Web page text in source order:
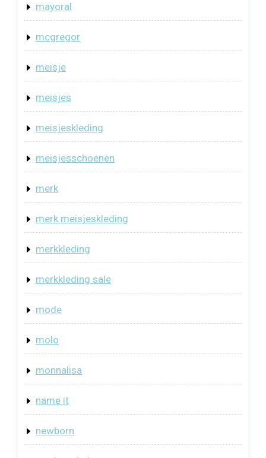
mayoral
mcgregor
meisje
meisjes
meisjeskleding
meisjesschoenen
merk
merk meisjeskleding
merkkleding
merkkleding sale
mode
molo
monnalisa
name it
newborn